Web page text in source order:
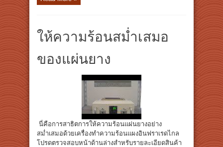
ให้ความร้อนสม่ำเสมอ
ของแผ่นยาง
นี่คือการสาธิตการให้ความร้อนแผ่นยางอย่าง
สม่ำเสมอด้วยเครื่องทำความร้อนแผงอินฟราเรดไกล
โปรดตรวจสอบหน้าด้านล่างสำหรับรายละเอียดสินค้า